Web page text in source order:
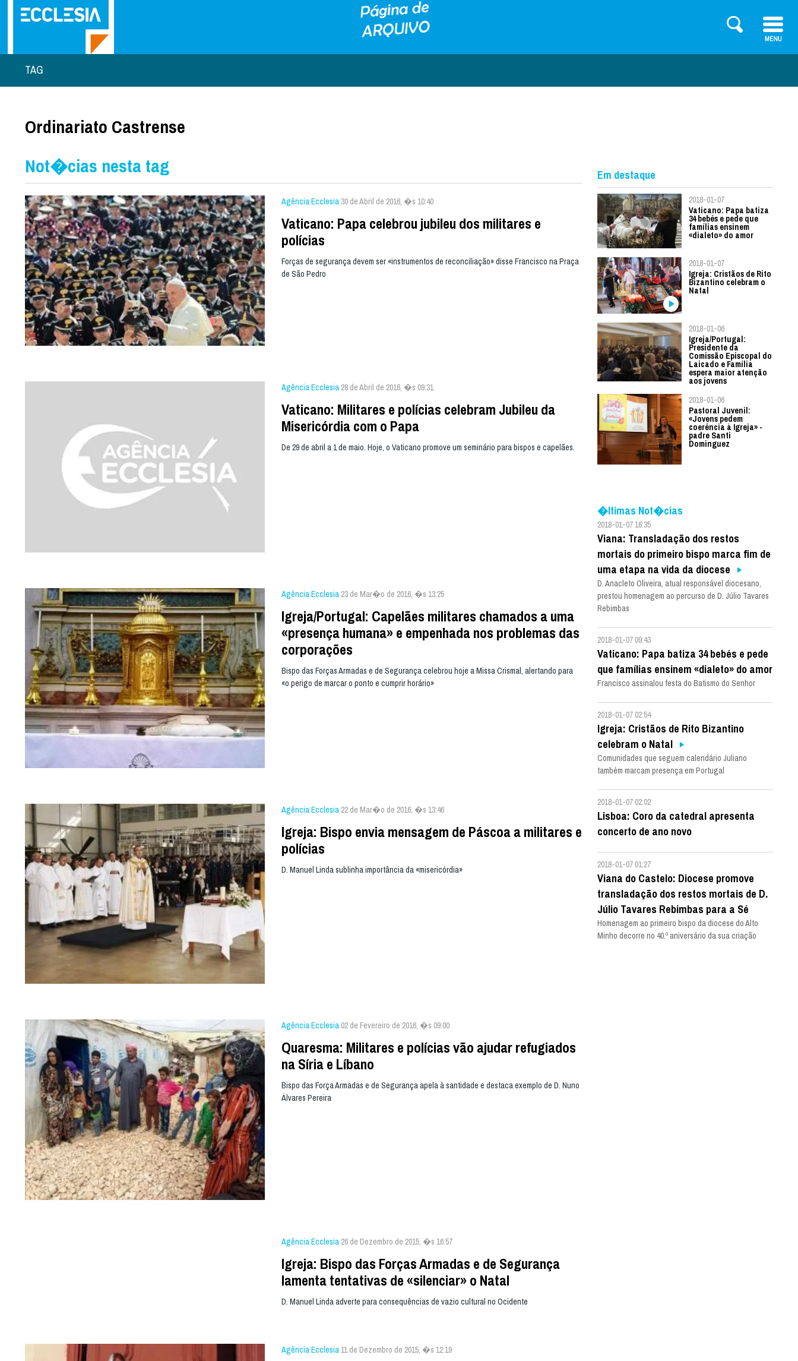
TAG
Ordinariato Castrense
Not�cias nesta tag
Agência Ecclesia 30 de Abril de 2016, �s 10:40
Vaticano: Papa celebrou jubileu dos militares e
polícias
Forças de segurança devem ser «instrumentos de reconciliação» disse Francisco na Praça
de São Pedro
Agência Ecclesia 28 de Abril de 2016, �s 09:31
Vaticano: Militares e polícias celebram Jubileu da
Misericórdia com o Papa
De 29 de abril a 1 de maio. Hoje, o Vaticano promove um seminário para bispos e capelães.
Agência Ecclesia 23 de Mar�o de 2016, �s 13:25
Igreja/Portugal: Capelães militares chamados a uma
«presença humana» e empenhada nos problemas das
corporações
Bispo das Forças Armadas e de Segurança celebrou hoje a Missa Crismal, alertando para
«o perigo de marcar o ponto e cumprir horário»
Agência Ecclesia 22 de Mar�o de 2016, �s 13:46
Igreja: Bispo envia mensagem de Páscoa a militares e
polícias
D. Manuel Linda sublinha importância da «misericórdia»
Agência Ecclesia 02 de Fevereiro de 2016, �s 09:00
Quaresma: Militares e polícias vão ajudar refugiados
na Síria e Líbano
Bispo das Força Armadas e de Segurança apela à santidade e destaca exemplo de D. Nuno
Álvares Pereira
Agência Ecclesia 26 de Dezembro de 2015, �s 16:57
Igreja: Bispo das Forças Armadas e de Segurança
lamenta tentativas de «silenciar» o Natal
D. Manuel Linda adverte para consequências de vazio cultural no Ocidente
Agência Ecclesia 11 de Dezembro de 2015, �s 12:19
Em destaque
2018-01-07
Vaticano: Papa batiza
34 bebés e pede que
famílias ensinem
«dialeto» do amor
2018-01-07
Igreja: Cristãos de Rito
Bizantino celebram o
Natal
2018-01-06
Igreja/Portugal:
Presidente da
Comissão Episcopal do
Laicado e Família
espera maior atenção
aos jovens
2018-01-06
Pastoral Juvenil:
«Jovens pedem
coerência à Igreja» -
padre Santi
Dominguez
�ltimas Not�cias
2018-01-07 16:35
Viana: Transladação dos restos
mortais do primeiro bispo marca fim de
uma etapa na vida da diocese
D. Anacleto Oliveira, atual responsável diocesano,
prestou homenagem ao percurso de D. Júlio Tavares
Rebimbas
2018-01-07 09:43
Vaticano: Papa batiza 34 bebés e pede
que famílias ensinem «dialeto» do amor
Francisco assinalou festa do Batismo do Senhor
2018-01-07 02:54
Igreja: Cristãos de Rito Bizantino
celebram o Natal
Comunidades que seguem calendário Juliano
também marcam presença em Portugal
2018-01-07 02:02
Lisboa: Coro da catedral apresenta
concerto de ano novo
2018-01-07 01:27
Viana do Castelo: Diocese promove
transladação dos restos mortais de D.
Júlio Tavares Rebimbas para a Sé
Homenagem ao primeiro bispo da diocese do Alto
Minho decorre no 40.º aniversário da sua criação